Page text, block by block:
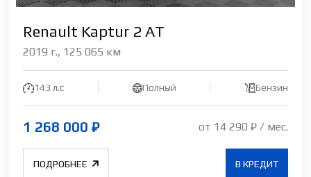
Renault Kaptur 2 АТ
2019 г., 125 065 км
143 л.c Полный Бензин
1 268 000 ₽ от 14 290 ₽ / мес.
ПОДРОБНЕЕ В КРЕДИТ